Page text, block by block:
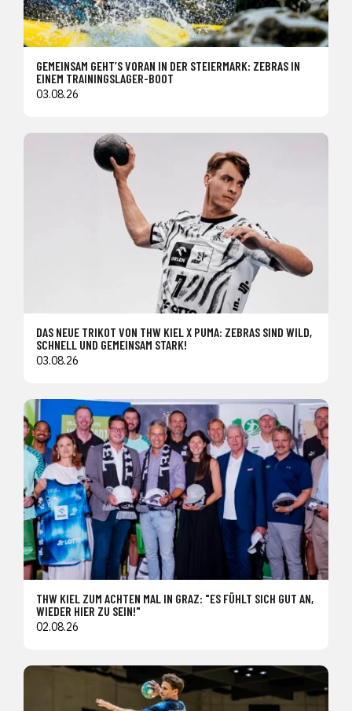
GEMEINSAM GEHT’S VORAN IN DER STEIERMARK: ZEBRAS IN
EINEM TRAININGSLAGER-BOOT
03.08.26
DAS NEUE TRIKOT VON THW KIEL X PUMA: ZEBRAS SIND WILD,
SCHNELL UND GEMEINSAM STARK!
03.08.26
THW KIEL ZUM ACHTEN MAL IN GRAZ: "ES FÜHLT SICH GUT AN,
WIEDER HIER ZU SEIN!"
02.08.26